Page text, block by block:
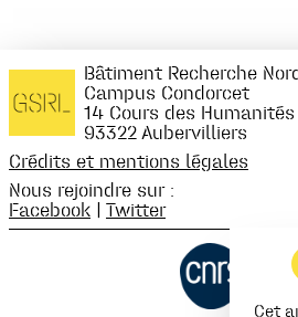
Cet
Bâtiment Recherche
Campus Condorcet
14 Cours des Humanités
93322 Aubervilliers
Crédits et mentions légales
Nous rejoindre sur :
Facebook | Twitter